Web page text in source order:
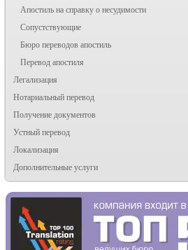
Апостиль на справку о несудимости
Сопустствующие
Бюро переводов апостиль
Перевод апостиля
Легализация
Нотариальный перевод
Получение документов
Устный перевод
Локализация
Дополнительные услуги